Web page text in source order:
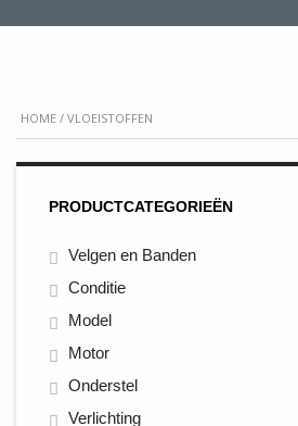
HOME / VLOEISTOFFEN
PRODUCTCATEGORIEËN
Velgen en Banden
Conditie
Model
Motor
Onderstel
Verlichting